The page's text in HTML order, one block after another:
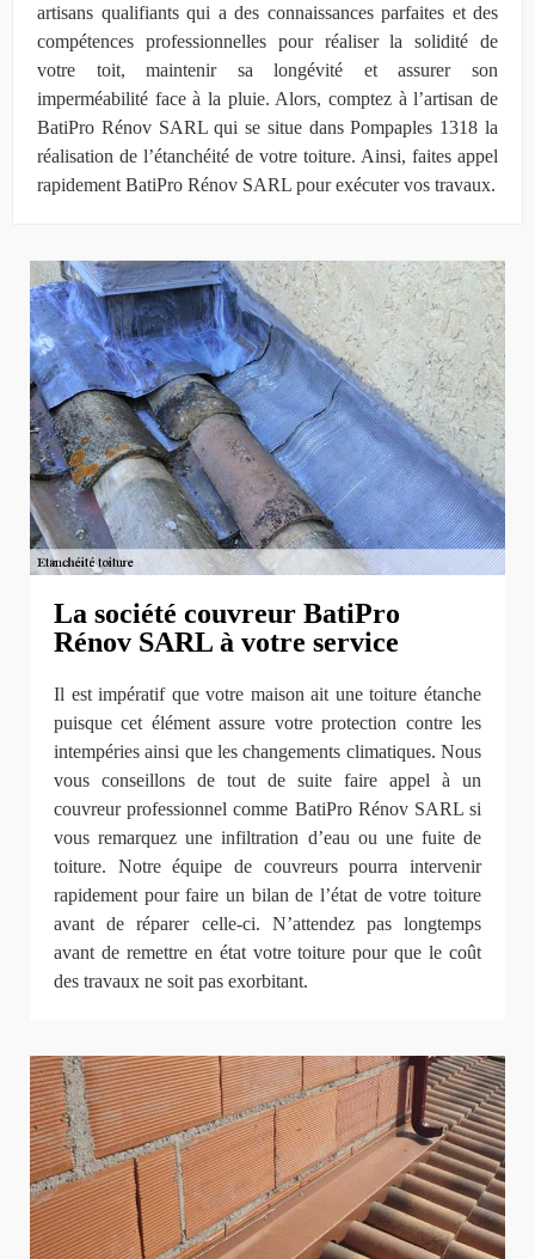
artisans qualifiants qui a des connaissances parfaites et des
compétences professionnelles pour réaliser la solidité de
votre toit, maintenir sa longévité et assurer son
imperméabilité face à la pluie. Alors, comptez à l’artisan de
BatiPro Rénov SARL qui se situe dans Pompaples 1318 la
réalisation de l’étanchéité de votre toiture. Ainsi, faites appel
rapidement BatiPro Rénov SARL pour exécuter vos travaux.
La société couvreur BatiPro
Rénov SARL à votre service
Il est impératif que votre maison ait une toiture étanche
puisque cet élément assure votre protection contre les
intempéries ainsi que les changements climatiques. Nous
vous conseillons de tout de suite faire appel à un
couvreur professionnel comme BatiPro Rénov SARL si
vous remarquez une infiltration d’eau ou une fuite de
toiture. Notre équipe de couvreurs pourra intervenir
rapidement pour faire un bilan de l’état de votre toiture
avant de réparer celle-ci. N’attendez pas longtemps
avant de remettre en état votre toiture pour que le coût
des travaux ne soit pas exorbitant.